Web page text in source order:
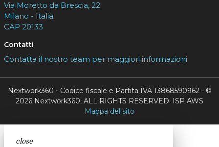
Via Moretto da Brescia, 22
Milano - Italia
CAP 20133
Contatti
Contatta il nostro team per maggiori informazioni
Nextwork360 - Codice fiscale e Partita IVA 13868590962 - ©
2026 Nextwork360. ALL RIGHTS RESERVED. ISP AWS
Mappa del sito
close